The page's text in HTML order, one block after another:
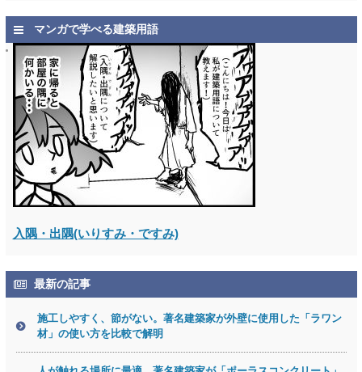
マンガで学べる建築用語
入隅・出隅(いりすみ・ですみ)
最新の記事
施工しやすく、節がない。著名建築家が外壁に使用した「ラワン
材」の使い方を比較で解明